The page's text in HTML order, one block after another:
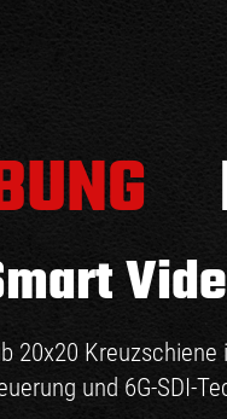
20x20
und 6G-SDI-